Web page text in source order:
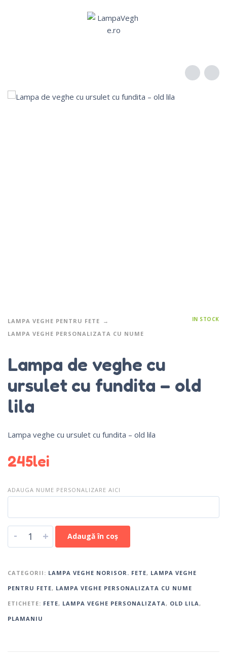
LAMPA VEGHE PENTRU FETE
LAMPA VEGHE PERSONALIZATA CU NUME
IN STOCK
Lampa de veghe cu
ursulet cu fundita – old
lila
Lampa veghe cu ursulet cu fundita – old lila
245lei
ADAUGA NUME PERSONALIZARE AICI
- + Adaugă în coș
CATEGORII: LAMPA VEGHE NORISOR. FETE, LAMPA VEGHE
PENTRU FETE, LAMPA VEGHE PERSONALIZATA CU NUME
ETICHETE: FETE, LAMPA VEGHE PERSONALIZATA, OLD LILA,
PLAMANIU